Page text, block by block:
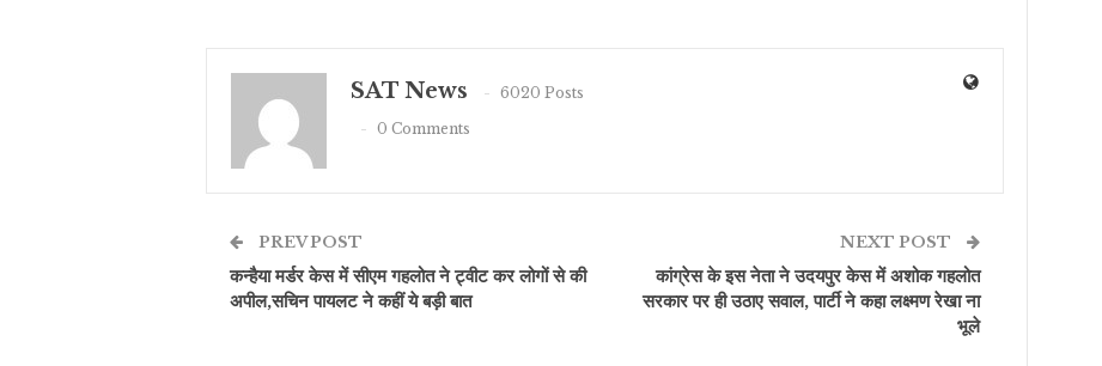
SAT News
6020 Posts
0 Comments
PREV POST
कन्हैया मर्डर केस में सीएम गहलोत ने ट्वीट कर लोगों से की
अपील,सचिन पायलट ने कहीं ये बड़ी बात
NEXT POST
कांग्रेस के इस नेता ने उदयपुर केस में अशोक गहलोत
सरकार पर ही उठाए सवाल, पार्टी ने कहा लक्ष्मण रेखा ना
भूले